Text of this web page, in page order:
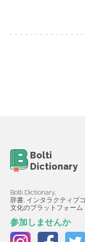
Bolti
Dictionary
Bolti Dictionary,
辞書, インタラクティブ
文化のプラットフォーム
参加しませんか